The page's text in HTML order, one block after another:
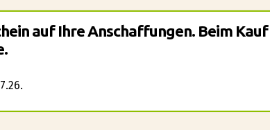
auf Ihre Anschaffungen. Beim Kauf